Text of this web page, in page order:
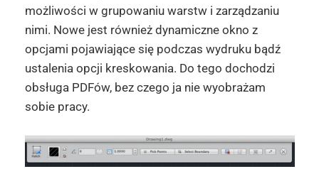
możliwości w grupowaniu warstw i zarządzaniu
nimi. Nowe jest również dynamiczne okno z
opcjami pojawiające się podczas wydruku bądź
ustalenia opcji kreskowania. Do tego dochodzi
obsługa PDFów, bez czego ja nie wyobrażam
sobie pracy.